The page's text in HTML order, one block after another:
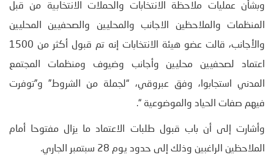
وبشأن عمليات ملاحظة الانتخابات والحملات الانتخابية من قبل
المنظمات والملاحظين الاجانب والمحليين والصحفيين المحليين
والأجانب، قالت عضو هيئة الانتخابات إنه تم قبول أكثر من 1500
اعتماد لصحفيين محليين وأجانب وضيوف ومنظمات المجتمع
المدني استجابوا، وفق عبروقي، “لجملة من الشروط” و”توفرت
فيهم صفات الحياد والموضوعية “.
وأشارت إلى أن باب قبول طلبات الاعتماد ما يزال مفتوحا أمام
الملاحظين الراغبين وذلك إلى حدود يوم 28 سبتمبر الجاري.